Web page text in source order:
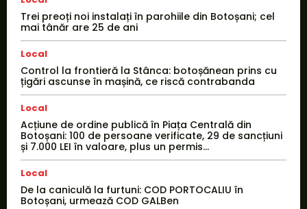
Trei preoți noi instalați în parohiile din Botoșani; cel
mai tânăr are 25 de ani
Local
Control la frontieră la Stânca: botoșănean prins cu
țigări ascunse în mașină, ce riscă contrabanda
Local
Acțiune de ordine publică în Piața Centrală din
Botoșani: 100 de persoane verificate, 29 de sancțiuni
și 7.000 LEI în valoare, plus un permis...
Local
De la caniculă la furtuni: COD PORTOCALIU în
Botoșani, urmează COD GALBen